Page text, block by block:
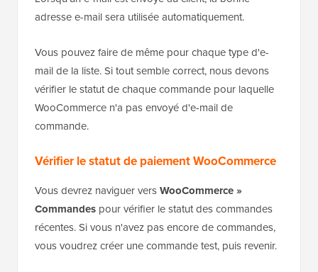
adresse e-mail sera utilisée automatiquement.
Vous pouvez faire de même pour chaque type d'e-
mail de la liste. Si tout semble correct, nous devons
vérifier le statut de chaque commande pour laquelle
WooCommerce n'a pas envoyé d'e-mail de
commande.
Vérifier le statut de paiement WooCommerce
Vous devrez naviguer versWooCommerce »
Commandes pour vérifier le statut des commandes
récentes. Si vous n'avez pas encore de commandes,
vous voudrez créer une commande test, puis revenir.